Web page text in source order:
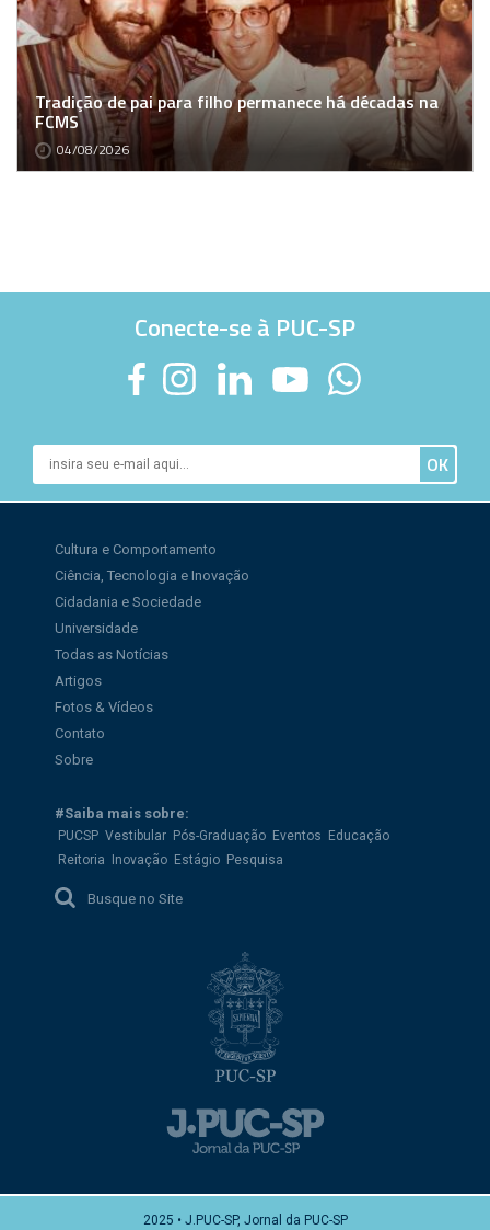
Tradição de pai para filho permanece há décadas na
FCMS
04/08/2026
Conecte-se à PUC-SP
Cultura e Comportamento
Ciência, Tecnologia e Inovação
Cidadania e Sociedade
Universidade
Todas as Notícias
Artigos
Fotos & Vídeos
Contato
Sobre
#Saiba mais sobre:
PUCSP Vestibular Pós-Graduação Eventos
Educação
Reitoria
Inovação Estágio Pesquisa
Busque no Site
2025 • J.PUC-SP, Jornal da PUC-SP